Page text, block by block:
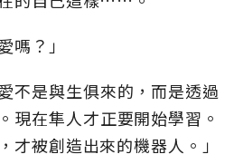
嗎？」
不是與生俱來的，而是透過
現在隼人才正要開始學習。
才被創造出來的機器人。」